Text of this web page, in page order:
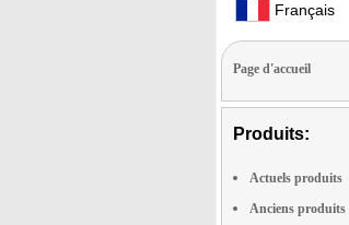
Français
Page d'accueil
Produits:
Actuels produits
Anciens produits